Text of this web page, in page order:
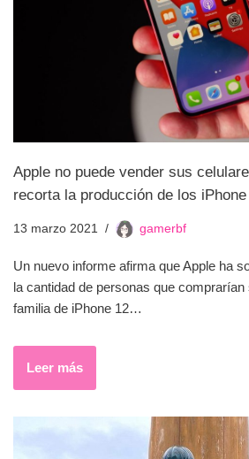
Apple no puede vender sus
recorta la producción de los
13 marzo 2021 gamerbf
Un nuevo informe afirma que Apple ha
la cantidad de personas que
familia de iPhone 12…
Leer más